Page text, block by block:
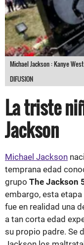
Michael Jackson : Kanye
DIFUSION
La triste
Jackson
Michael Jackson
temprana edad
grupo The Jackson
embargo, esta
fue en realidad una
a tan corta edad
su propio padre. Se